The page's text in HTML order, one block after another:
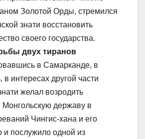
Золотой Орды, стремился
знати восстановить
своего государства.
двух тиранов
в Самарканде, в
интересах другой части
желал возродить
державу в
Чингис-хана и его
и послужило одной из